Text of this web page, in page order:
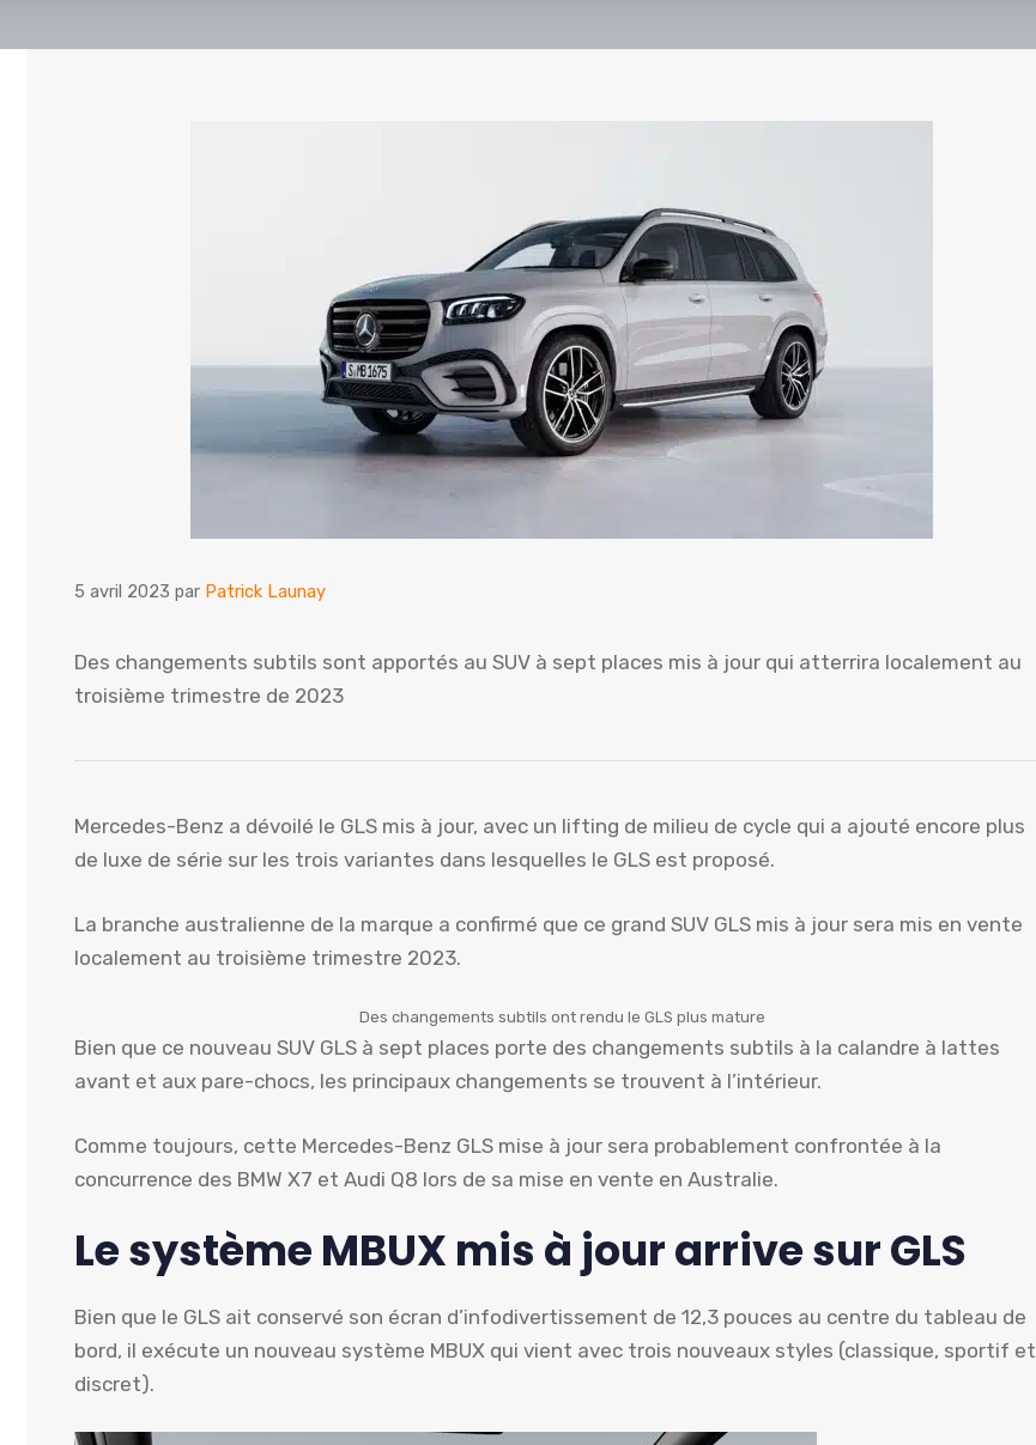
5 avril 2023 par Patrick Launay
Des changements subtils sont apportés au SUV à sept places mis à jour qui atterrira localement au
troisième trimestre de 2023
Mercedes-Benz a dévoilé le GLS mis à jour, avec un lifting de milieu de cycle qui a ajouté encore plus
de luxe de série sur les trois variantes dans lesquelles le GLS est proposé.
La branche australienne de la marque a confirmé que ce grand SUV GLS mis à jour sera mis en vente
localement au troisième trimestre 2023.
Des changements subtils ont rendu le GLS plus mature
Bien que ce nouveau SUV GLS à sept places porte des changements subtils à la calandre à lattes
avant et aux pare-chocs, les principaux changements se trouvent à l’intérieur.
Comme toujours, cette Mercedes-Benz GLS mise à jour sera probablement confrontée à la
concurrence des BMW X7 et Audi Q8 lors de sa mise en vente en Australie.
Le système MBUX mis à jour arrive sur GLS
Bien que le GLS ait conservé son écran d’infodivertissement de 12,3 pouces au centre du tableau de
bord, il exécute un nouveau système MBUX qui vient avec trois nouveaux styles (classique, sportif et
discret).